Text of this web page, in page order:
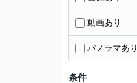
動画あり
パノラマあり
条件